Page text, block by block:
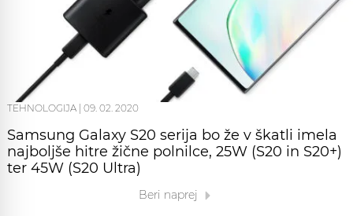
TEHNOLOGIJA 09. 02. 2020
Samsung Galaxy S20 serija bo že v škatli imela
najboljše hitre žične polnilce, 25W (S20 in S20+)
ter 45W (S20 Ultra)
Beri naprej